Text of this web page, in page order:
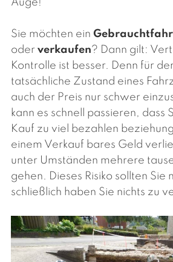
Auge!
Sie möchten ein
oder verkaufen? Dann gilt:
Kontrolle ist besser. Denn für
tatsächliche Zustand eines
auch der Preis nur schwer
kann es schnell passieren, dass
Kauf zu viel bezahlen
einem Verkauf bares Geld
unter Umständen mehrere
gehen. Dieses Risiko sollten Sie
schließlich haben Sie nichts zu